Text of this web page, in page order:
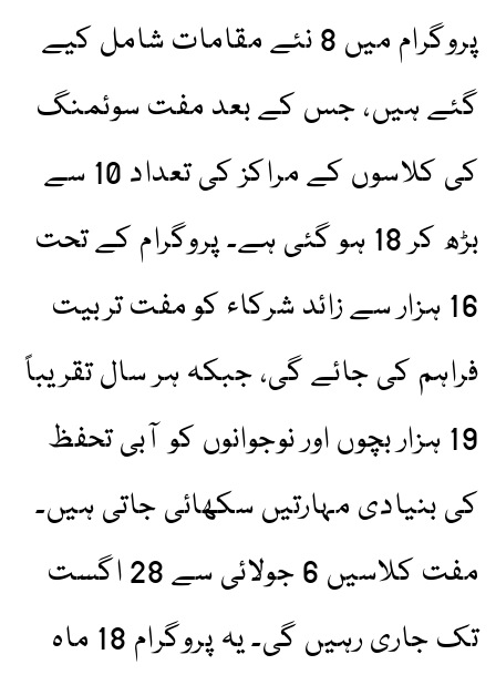
پروگرام میں 8 نئے مقامات شامل کیے
گئے ہیں، جس کے بعد مفت سوئمنگ
کی کلاسوں کے مراکز کی تعداد 10 سے
بڑھ کر 18 ہو گئی ہے۔ پروگرام کے تحت
16 ہزار سے زائد شرکاء کو مفت تربیت
فراہم کی جائے گی، جبکہ ہر سال تقریباً
19 ہزار بچوں اور نوجوانوں کو آبی تحفظ
کی بنیادی مہارتیں سکھائی جاتی ہیں۔
مفت کلاسیں 6 جولائی سے 28 اگست
تک جاری رہیں گی۔ یہ پروگرام 18 ماہ